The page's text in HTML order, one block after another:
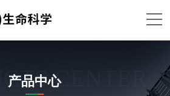
CENTER
产品中心